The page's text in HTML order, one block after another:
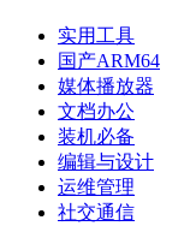
实用工具
国产ARM64
媒体播放器
文档办公
装机必备
编辑与设计
运维管理
社交通信